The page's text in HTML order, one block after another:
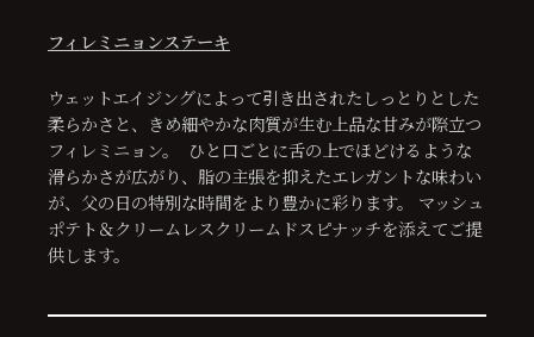
フィレミニョンステーキ
ウェットエイジングによって引き出されたしっとりとした
柔らかさと、きめ細やかな肉質が生む上品な甘みが際立つ
フィレミニョン。 ひと口ごとに舌の上でほどけるような
滑らかさが広がり、脂の主張を抑えたエレガントな味わい
が、父の日の特別な時間をより豊かに彩ります。 マッシュ
ポテト＆クリームレスクリームドスピナッチを添えてご提
供します。